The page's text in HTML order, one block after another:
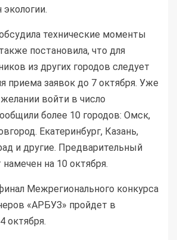
технические моменты
постановила, что для
из других городов следует
приема заявок до 7 октября. Уже
войти в число
более 10 городов: Омск,
Екатеринбург, Казань,
и другие. Предварительный
на 10 октября.
Межрегионального конкурса
«АРБУЗ» пройдет в
октября.